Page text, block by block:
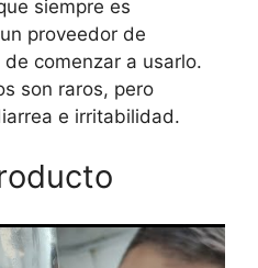
siempre es
proveedor de
comenzar a usarlo.
son raros, pero
e irritabilidad.